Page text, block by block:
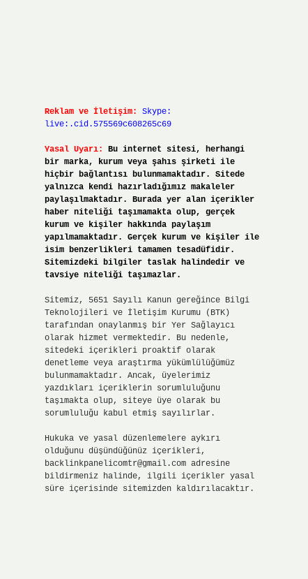
Reklam ve İletişim:
Skype:
live:.cid.575569c608265c69
Yasal Uyarı:
Bu internet sitesi, herhangi
bir marka, kurum veya şahıs şirketi ile
hiçbir bağlantısı bulunmamaktadır. Sitede
yalnızca kendi hazırladığımız makaleler
paylaşılmaktadır. Burada yer alan içerikler
haber niteliği taşımamakta olup, gerçek
kurum ve kişiler hakkında paylaşım
yapılmamaktadır. Gerçek kurum ve kişiler ile
isim benzerlikleri tamamen tesadüfidir.
Sitemizdeki bilgiler taslak halindedir ve
tavsiye niteliği taşımazlar.
Sitemiz, 5651 Sayılı Kanun gereğince Bilgi
Teknolojileri ve İletişim Kurumu (BTK)
tarafından onaylanmış bir Yer Sağlayıcı
olarak hizmet vermektedir. Bu nedenle,
sitedeki içerikleri proaktif olarak
denetleme veya araştırma yükümlülüğümüz
bulunmamaktadır. Ancak, üyelerimiz
yazdıkları içeriklerin sorumluluğunu
taşımakta olup, siteye üye olarak bu
sorumluluğu kabul etmiş sayılırlar.
Hukuka ve yasal düzenlemelere aykırı
olduğunu düşündüğünüz içerikleri,
backlinkpanelicomtr@gmail.comadresine
bildirmeniz halinde, ilgili içerikler yasal
süre içerisinde sitemizden kaldırılacaktır.